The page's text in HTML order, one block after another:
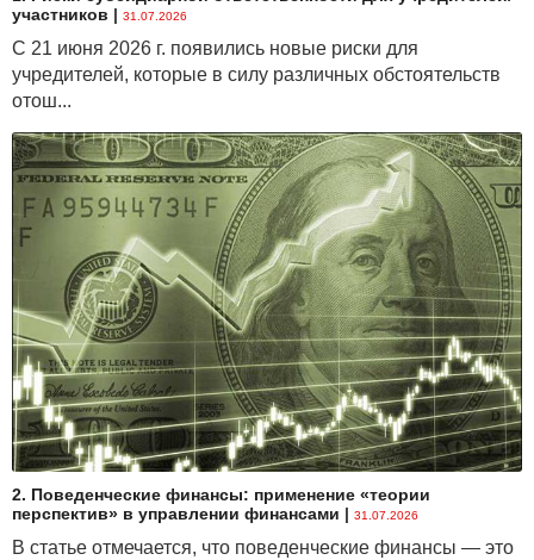
участников | 31.07.2026
С 21 июня 2026 г. появились новые риски для
учредителей, которые в силу различных обстоятельств
отош...
2. Поведенческие финансы: применение «теории
перспектив» в управлении финансами | 31.07.2026
В статье отмечается, что поведенческие финансы — это